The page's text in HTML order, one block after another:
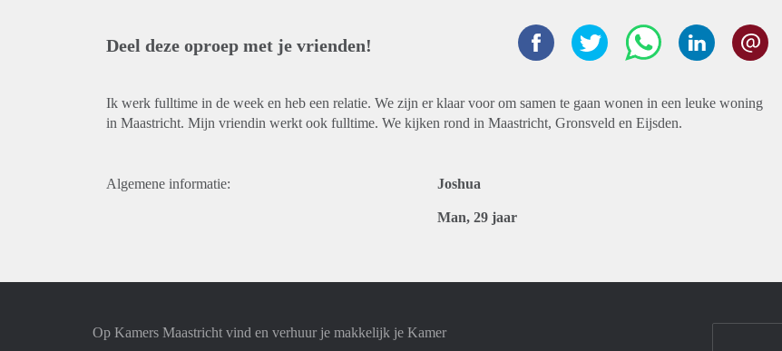
Deel deze oproep met je vrienden!
Ik werk fulltime in de week en heb een relatie. We zijn er klaar voor om samen te gaan wonen in een leuke woning
in Maastricht. Mijn vriendin werkt ook fulltime. We kijken rond in Maastricht, Gronsveld en Eijsden.
Algemene informatie: Joshua
Man, 29 jaar
Op Kamers Maastricht vind en verhuur je makkelijk je Kamer